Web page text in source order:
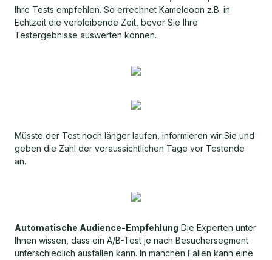
Ihre Tests empfehlen. So errechnet Kameleoon z.B. in
Echtzeit die verbleibende Zeit, bevor Sie Ihre
Testergebnisse auswerten können.
Müsste der Test noch länger laufen, informieren wir Sie und
geben die Zahl der voraussichtlichen Tage vor Testende
an.
Automatische Audience-Empfehlung Die Experten unter
Ihnen wissen, dass ein A/B-Test je nach Besuchersegment
unterschiedlich ausfallen kann. In manchen Fällen kann eine